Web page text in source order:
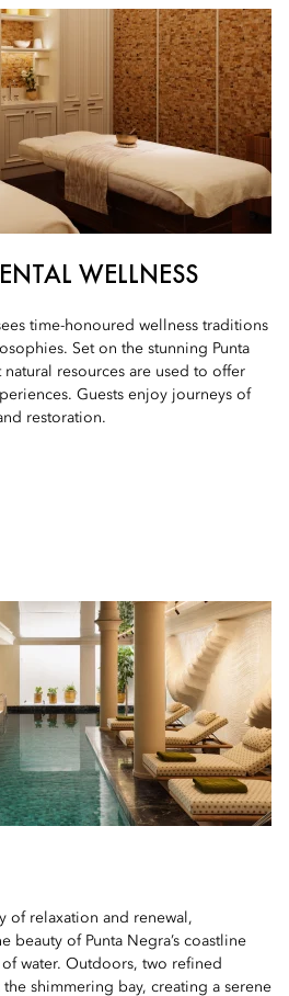
WELLNESS
time-honoured wellness traditions
Set on the stunning Punta
resources are used to offer
Guests enjoy journeys of
restoration.
of relaxation and renewal,
beauty of Punta Negra’s coastline
water. Outdoors, two refined
shimmering bay, creating a serene